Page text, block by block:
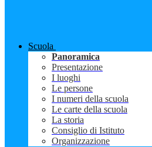
Scuola
Panoramica
Presentazione
I luoghi
Le persone
I numeri della scuola
Le carte della scuola
La storia
Consiglio di Istituto
Organizzazione